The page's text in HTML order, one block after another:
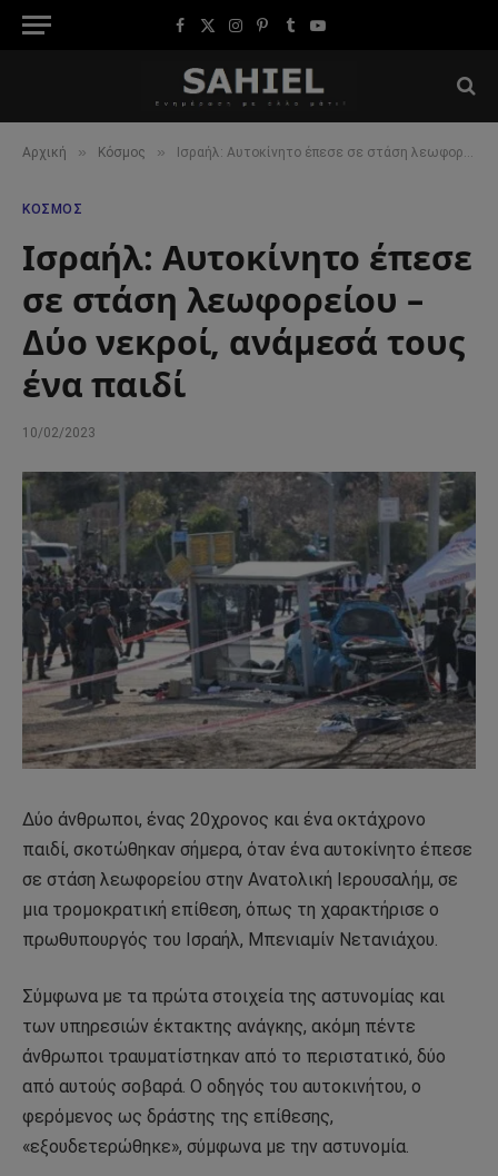
Facebook
X
Instagram
Pinterest
TumblrYouTube
Αρχική » Κόσμος » Ισραήλ: Αυτοκίνητο έπεσε σε στάση λεωφορείου – Δύο νεκροί, ανάμεσά τους ένα παιδί
ΚΌΣΜΟΣ
Ισραήλ: Αυτοκίνητο έπεσε
σε στάση λεωφορείου –
Δύο νεκροί, ανάμεσά τους
ένα παιδί
10/02/2023
Δύο άνθρωποι, ένας 20χρονος και ένα οκτάχρονο
παιδί, σκοτώθηκαν σήμερα, όταν ένα αυτοκίνητο έπεσε
σε στάση λεωφορείου στην Ανατολική Ιερουσαλήμ, σε
μια τρομοκρατική επίθεση, όπως τη χαρακτήρισε ο
πρωθυπουργός του Ισραήλ, Μπενιαμίν Νετανιάχου.
Σύμφωνα με τα πρώτα στοιχεία της αστυνομίας και
των υπηρεσιών έκτακτης ανάγκης, ακόμη πέντε
άνθρωποι τραυματίστηκαν από το περιστατικό, δύο
από αυτούς σοβαρά. Ο οδηγός του αυτοκινήτου, ο
φερόμενος ως δράστης της επίθεσης,
«εξουδετερώθηκε», σύμφωνα με την αστυνομία.